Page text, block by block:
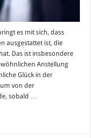
es mit sich, dass
ausgestattet ist, die
Das ist insbesondere
Anstellung
Glück in der
von der
sobald …